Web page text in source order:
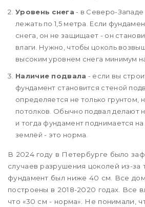
Уровень снега - в Северо-
лежать по 1,5 метра. Если
снега, он не защищает - он
влаги. Нужно, чтобы цоколь
высоким уровнем снега минимум на
Наличие подвала - если вы
фундамент становится стеной
определяется не только грунтом,
потолков. Обычно подвал делают
и тогда фундамент поднимается
землёй - это норма.
В 2024 году в Петербурге было
случаев разрушения цоколей из-за
фундамент был ниже 40 см. Все
построены в 2018-2020 годах. Все
что «30 см - норма». Не понимали,